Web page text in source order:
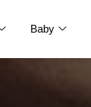
Baby